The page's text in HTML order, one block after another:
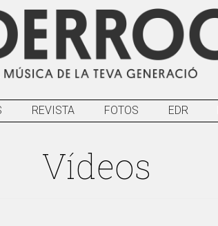
REVISTA FOTOS EDR
Vídeos